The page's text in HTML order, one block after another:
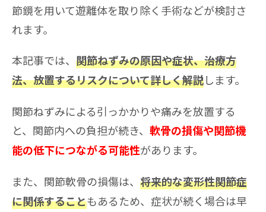
節鏡を用いて遊離体を取り除く手術などが検討さ
れます。
本記事では、 関節ねずみの原因や症状、治療方
法、放置するリスクについて詳しく解説します。
関節ねずみによる引っかかりや痛みを放置する
と、関節内への負担が続き、 軟骨の損傷や関節機
能の低下につながる可能性があります。
また、関節軟骨の損傷は、 将来的な変形性関節症
に関係することもあるため、症状が続く場合は早